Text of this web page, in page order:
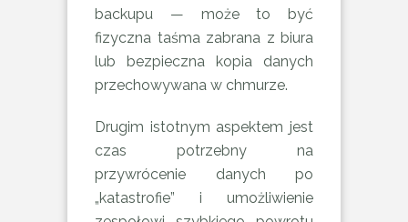
backupu — może to być
fizyczna taśma zabrana z biura
lub bezpieczna kopia danych
przechowywana w chmurze.
Drugim istotnym aspektem jest
czas potrzebny na
przywrócenie danych po
„katastrofie” i umożliwienie